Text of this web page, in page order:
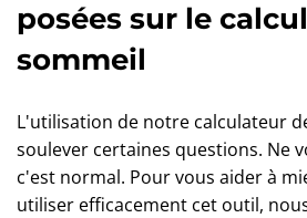
posées sur le
sommeil
L'utilisation de notre calculateur
soulever certaines questions. Ne
c'est normal. Pour vous aider à
utiliser efficacement cet outil,